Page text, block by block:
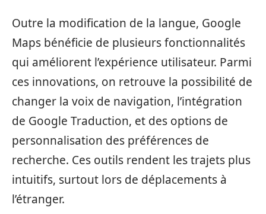
Outre la modification de la langue, Google
Maps bénéficie de plusieurs fonctionnalités
qui améliorent l’expérience utilisateur. Parmi
ces innovations, on retrouve la possibilité de
changer la voix de navigation, l’intégration
de Google Traduction, et des options de
personnalisation des préférences de
recherche. Ces outils rendent les trajets plus
intuitifs, surtout lors de déplacements à
l’étranger.